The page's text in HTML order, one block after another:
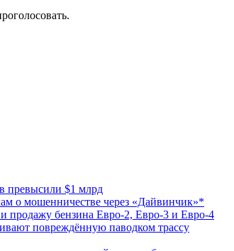
превысили $1 млрд
о мошенничестве через «Дайвинчик»*
продажу бензина Евро-2, Евро-3 и Евро-4
повреждённую паводком трассу